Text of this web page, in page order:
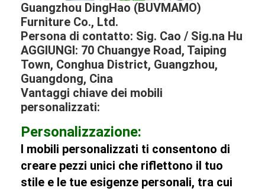
Guangzhou DingHao (BUVMAMO)
Furniture Co., Ltd.
Persona di contatto: Sig. Cao / Sig.na Hu
AGGIUNGI: 70 Chuangye Road, Taiping
Town, Conghua District, Guangzhou,
Guangdong, Cina
Vantaggi chiave dei mobili
personalizzati:
Personalizzazione:
I mobili personalizzati ti consentono di
creare pezzi unici che riflettono il tuo
stile e le tue esigenze personali, tra cui